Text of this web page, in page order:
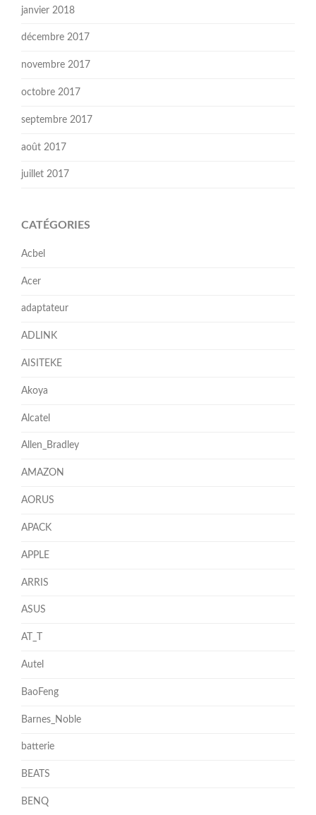
janvier 2018
décembre 2017
novembre 2017
octobre 2017
septembre 2017
août 2017
juillet 2017
CATÉGORIES
Acbel
Acer
adaptateur
ADLINK
AISITEKE
Akoya
Alcatel
Allen_Bradley
AMAZON
AORUS
APACK
APPLE
ARRIS
ASUS
AT_T
Autel
BaoFeng
Barnes_Noble
batterie
BEATS
BENQ